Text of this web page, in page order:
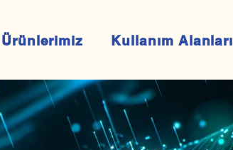
Ürünlerimiz Kullanım Alanları